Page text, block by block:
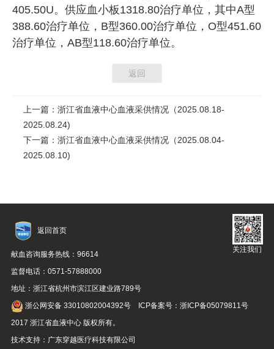
405.50U。供应血小板1318.80治疗单位，其中A型
388.60治疗单位， B型360.00治疗单位， O型451.60
治疗单位， AB型118.60治疗单位。
返回
上一篇：浙江省血液中心血液采供情况（2025.08.18-
2025.08.24)
下一篇：浙江省血液中心血液采供情况（2025.08.04-
2025.08.10)
返回首页
献血咨询服务热线：96614
监督电话：0571-57888000
地址：浙江省杭州市滨江区建业路789号
浙公网安备 33010802004392号ICP备案号：浙ICP备05079811号
2017 浙江省血液中心 版权所有。
技术支持： 广东穿越医疗科技有限公司
关注我们